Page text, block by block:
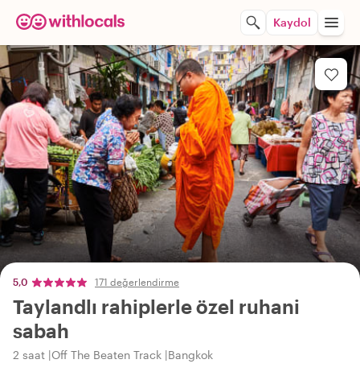
Kaydol
5,0 171 değerlendirme
Taylandlı rahiplerle özel ruhani
sabah
2 saat Off The Beaten Track Bangkok